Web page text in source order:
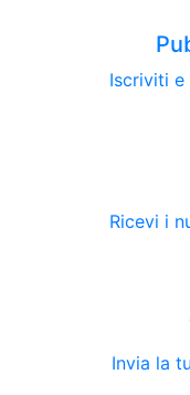
Iscriviti e
Ricevi i
Invia la